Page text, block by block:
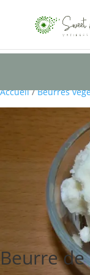
Accueil/Beurres
Beurre